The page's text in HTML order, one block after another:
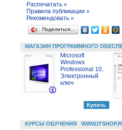
Распечатать »
Правила публикации »
Рекомендовать »
Поделиться…
МАГАЗИН ПРОГРАММНОГО
Microsoft
Windows
Professional 10,
Электронный
ключ
КУРСЫ ОБУЧЕНИЯ